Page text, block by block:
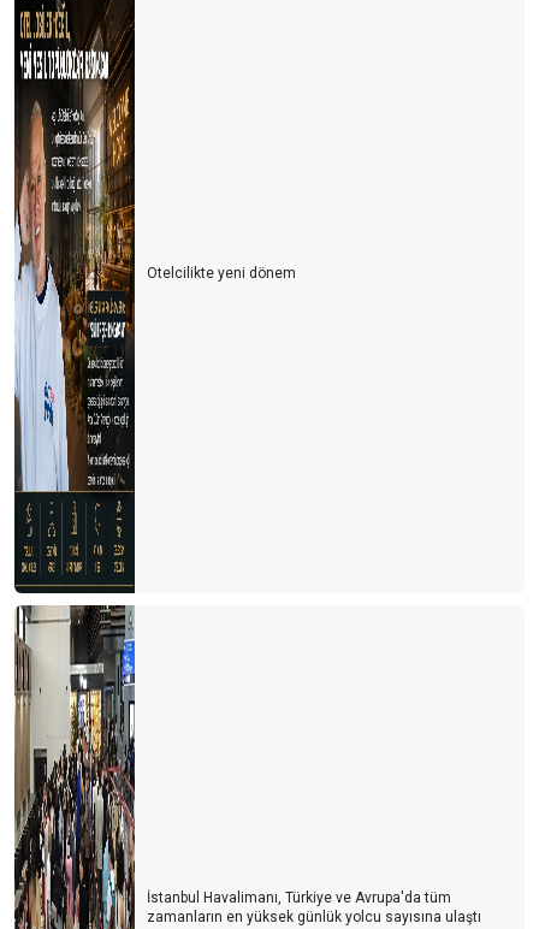
Otelcilikte yeni dönem
İstanbul Havalimanı, Türkiye ve Avrupa'da tüm
zamanların en yüksek günlük yolcu sayısına ulaştı